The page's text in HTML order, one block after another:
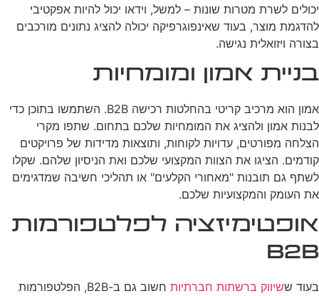
יכולים לשרת מטרות שונות – למשל, וידאו יכול להיות אפקטיבי
להדגמת מוצר, בעוד שאינפוגרפיקה יכולה להציג נתונים מורכבים
בצורה ויזואלית נגישה.
בניית אמון ומומחיות
אמון הוא מרכיב קריטי בהחלטות רכישה B2B. השתמשו בתוכן כדי
לבנות אמון ולהציג את המומחיות שלכם בתחום. שתפו מקרי
הצלחה מפורטים, עדויות לקוחות, ותוצאות מדידות של פרויקטים
קודמים. הציגו את הצוות המקצועי שלכם ואת הניסיון שלהם. שקלו
לשתף גם תובנות "מאחורי הקלעים" או תהליכי חשיבה שמדגימים
את העומק והמקצועיות שלכם.
אופטימיזציה לפלטפורמות
B2B
בעוד ששיווק ברשתות חברתיות
חשוב גם ב-B2B, הפלטפורמות